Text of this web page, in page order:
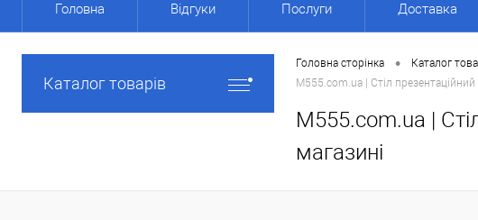
Головна Відгуки Послуги Доставка
Каталог товарів
Головна сторінка • Каталог
M555.com.ua | Стіл
M555.com.ua |
магазині